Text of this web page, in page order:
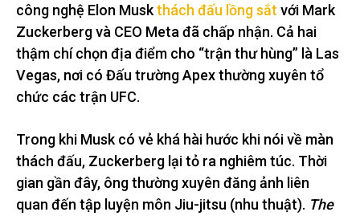
công nghệ Elon Muskthách đấu lồng sắt với Mark
Zuckerberg và CEO Meta đã chấp nhận. Cả hai
thậm chí chọn địa điểm cho “trận thư hùng” là Las
Vegas, nơi có Đấu trường Apex thường xuyên tổ
chức các trận UFC.
Trong khi Musk có vẻ khá hài hước khi nói về màn
thách đấu, Zuckerberg lại tỏ ra nghiêm túc. Thời
gian gần đây, ông thường xuyên đăng ảnh liên
quan đến tập luyện môn Jiu-jitsu (nhu thuật). The